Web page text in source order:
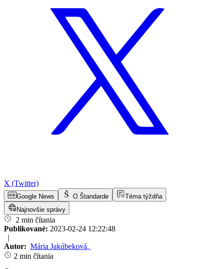
X (Twitter)
Google News O Štandarde
Téma týždňa
Najnovšie správy
2 min čítania
Publikované: 2023-02-24 12:22:48
|
Autor: Mária Jakúbeková,
2 min čítania